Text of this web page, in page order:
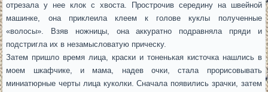
отрезала у нее клок с хвоста. Прострочив середину на швейной
машинке, она приклеила клеем к голове куклы полученные
«волосы». Взяв ножницы, она аккуратно подравняла пряди и
подстригла их в незамысловатую прическу.
Затем пришло время лица, краски и тоненькая кисточка нашлись в
моем шкафчике, и мама, надев очки, стала прорисовывать
миниатюрные черты лица куколки. Сначала появились зрачки, затем